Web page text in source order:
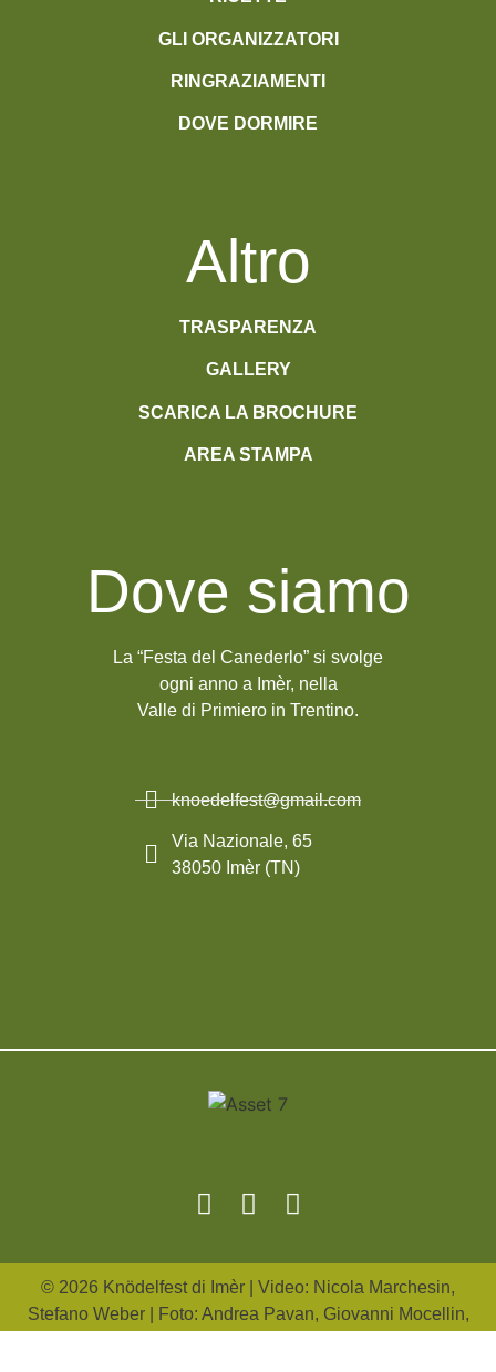
GLI ORGANIZZATORI
RINGRAZIAMENTI
DOVE DORMIRE
Altro
TRASPARENZA
GALLERY
SCARICA LA BROCHURE
AREA STAMPA
Dove siamo
La “Festa del Canederlo” si svolge
ogni anno a Imèr, nella
Valle di Primiero in Trentino.
knoedelfest@gmail.com
Via Nazionale, 65
38050 Imèr (TN)
© 2026 Knödelfest di Imèr | Video: Nicola Marchesin,
Stefano Weber |
Foto: Andrea Pavan, Giovanni Mocellin,